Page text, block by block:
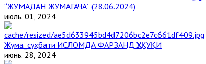
“ЖУМАДАН ЖУМАГАЧА” (28.06.2024)
июль. 01, 2024
Жума_суҳбати ИСЛОМДА ФАРЗАНД ҲУҚУҚИ
июнь. 28, 2024